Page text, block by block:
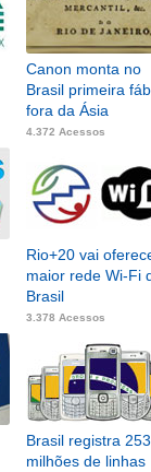
Canon monta no
Brasil primeira
fora da Ásia
4.372 Acessos
Rio+20 vai
maior rede Wi-Fi
Brasil
3.378 Acessos
Brasil registra 253
milhões de linhas